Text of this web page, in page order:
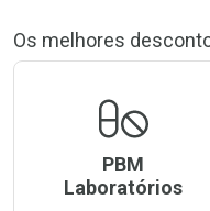
Os melhores
PBM
Laboratórios